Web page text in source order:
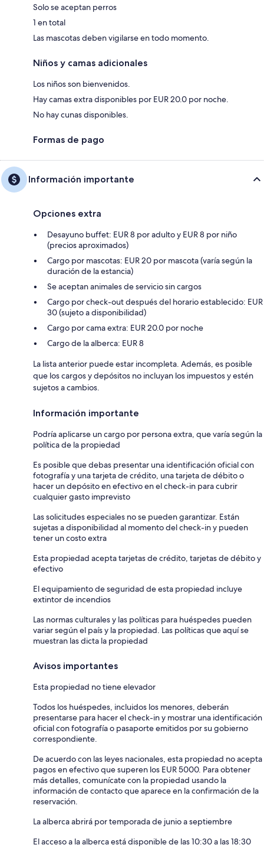
Solo se aceptan perros
1 en total
Las mascotas deben vigilarse en todo momento.
Niños y camas adicionales
Los niños son bienvenidos.
Hay camas extra disponibles por EUR 20.0 por noche.
No hay cunas disponibles.
Formas de pago
Información importante
Opciones extra
Desayuno buffet: EUR 8 por adulto y EUR 8 por niño
(precios aproximados)
Cargo por mascotas: EUR 20 por mascota (varía según la
duración de la estancia)
Se aceptan animales de servicio sin cargos
Cargo por check-out después del horario establecido: EUR
30 (sujeto a disponibilidad)
Cargo por cama extra: EUR 20.0 por noche
Cargo de la alberca: EUR 8
La lista anterior puede estar incompleta. Además, es posible
que los cargos y depósitos no incluyan los impuestos y estén
sujetos a cambios.
Información importante
Podría aplicarse un cargo por persona extra, que varía según la
política de la propiedad
Es posible que debas presentar una identificación oficial con
fotografía y una tarjeta de crédito, una tarjeta de débito o
hacer un depósito en efectivo en el check-in para cubrir
cualquier gasto imprevisto
Las solicitudes especiales no se pueden garantizar. Están
sujetas a disponibilidad al momento del check-in y pueden
tener un costo extra
Esta propiedad acepta tarjetas de crédito, tarjetas de débito y
efectivo
El equipamiento de seguridad de esta propiedad incluye
extintor de incendios
Las normas culturales y las políticas para huéspedes pueden
variar según el país y la propiedad. Las políticas que aquí se
muestran las dicta la propiedad
Avisos importantes
Esta propiedad no tiene elevador
Todos los huéspedes, incluidos los menores, deberán
presentarse para hacer el check-in y mostrar una identificación
oficial con fotografía o pasaporte emitidos por su gobierno
correspondiente.
De acuerdo con las leyes nacionales, esta propiedad no acepta
pagos en efectivo que superen los EUR 5000. Para obtener
más detalles, comunícate con la propiedad usando la
información de contacto que aparece en la confirmación de la
reservación.
La alberca abrirá por temporada de junio a septiembre
El acceso a la alberca está disponible de las 10:30 a las 18:30